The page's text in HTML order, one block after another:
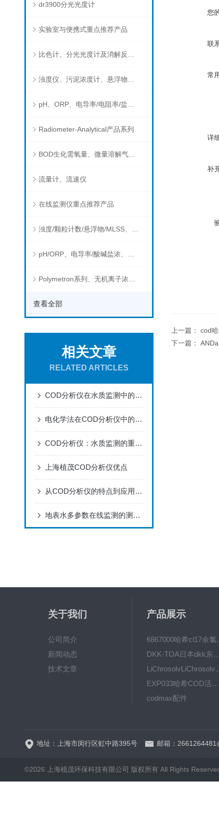
dr3900分光光度计
实验室与便携式重点推荐产品
Radiometer-Analytical产品系列
BOD生化需氧量、微量溶解气体和现场水质测试组件以及其他分析仪
流量计、流速仪
在线监测仪重点推荐产品
查看全部
相关文章
RELATED ARTICLES
COD分析仪在水质监测中的实践与应用
电化学法在COD分析仪中的实践与挑战
COD分析仪：水质监测的重要工具
上海植茂COD分析仪优点
从COD分析仪的特点到应用领域，知道的人少之又少
地表水多参数在线监测的测量意义
您
联
常
详
补
上一篇： cod
下一篇：
关于我们
公司简介
新闻动态
技术文章
产品展示
6867000
DKK-TOA日本dkk东亚电
EXP033哈希COD活塞泵价格 EXP033
codmax配件
地址：上海市闵行区虹中路395号 邮箱：
©2026 上海植茂环保科技有限公司 版权所有 All Rights